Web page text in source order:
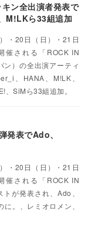
ン全出演者発表で
M!LKら33組追加
・20日（日）・21日
催される「ROCK IN
ン）の全出演アーティ
、HANA、M!LK、
SiMら33組追加。
発表でAdo、
・20日（日）・21日
催される「ROCK IN
が発表され、Ado、
。、レミオロメン、